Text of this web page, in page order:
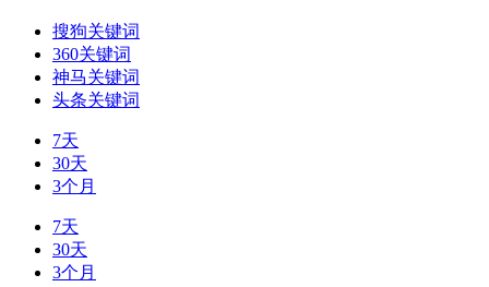
搜狗关键词
360关键词
神马关键词
头条关键词
7天
30天
3个月
7天
30天
3个月